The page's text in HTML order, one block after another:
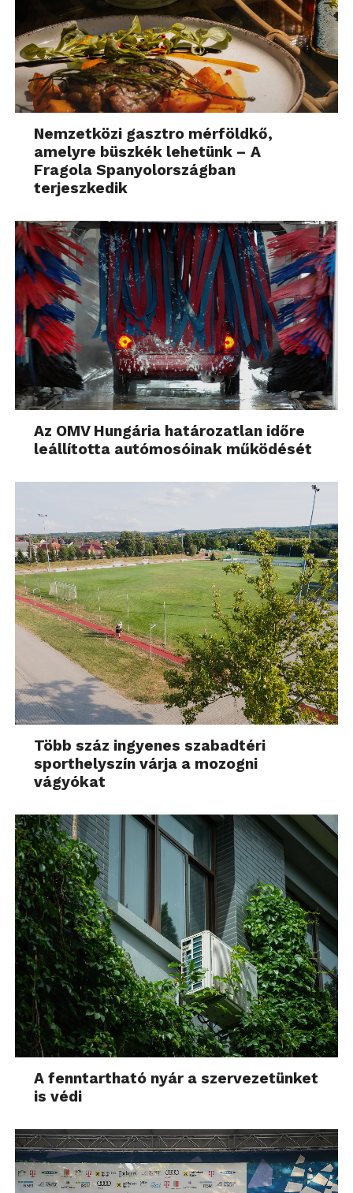
Nemzetközi gasztro mérföldkő,
amelyre büszkék lehetünk – A
Fragola Spanyolországban
terjeszkedik
Az OMV Hungária határozatlan időre
leállította autómosóinak működését
Több száz ingyenes szabadtéri
sporthelyszín várja a mozogni
vágyókat
A fenntartható nyár a szervezetünket
is védi